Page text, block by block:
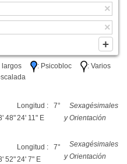
largos : Psicobloc
: Varios
48"
Longitud : 7°
24' 11" E
Sexagésimales
y Orientación
52"
Longitud : 7°
24' 7" E
Sexagésimales
y Orientación